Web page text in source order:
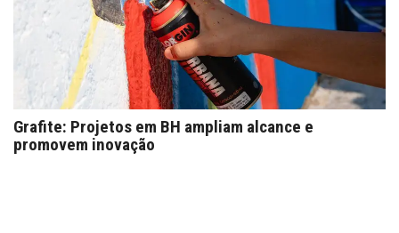
Grafite: Projetos em BH ampliam alcance e
promovem inovação